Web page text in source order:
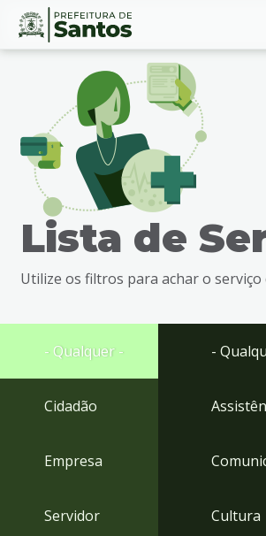
Ir
busca
Ir
rodapé
Conteúdo
Lista de
Utilize os filtros para achar o
- Qualquer -
Cidadão
Empresa
Servidor
-
Cultura